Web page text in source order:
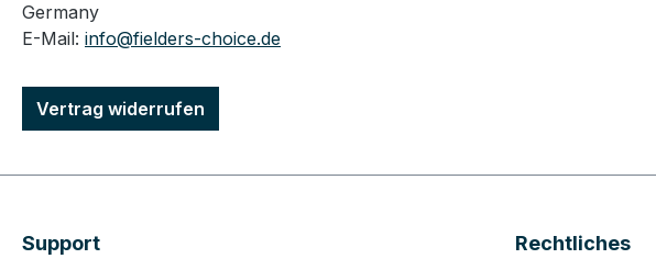
Germany
E-Mail: info@fielders-choice.de
Vertrag widerrufen
Support Rechtliches